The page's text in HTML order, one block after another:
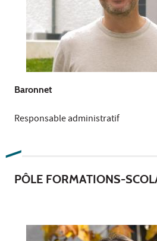
Baronnet
Responsable administratif
PÔLE FORMATIONS-